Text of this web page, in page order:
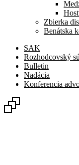
Zbierka
Benátska
SAK
Rozhodcovský
Bulletin
Nadácia
Konferencia